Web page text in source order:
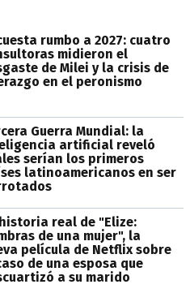
rumbo a 2027: cuatro
midieron el
de Milei y la crisis de
en el peronismo
Guerra Mundial: la
artificial reveló
serían los primeros
latinoamericanos en ser
real de "Elize:
de una mujer", la
película de Netflix sobre
de una esposa que
a su marido